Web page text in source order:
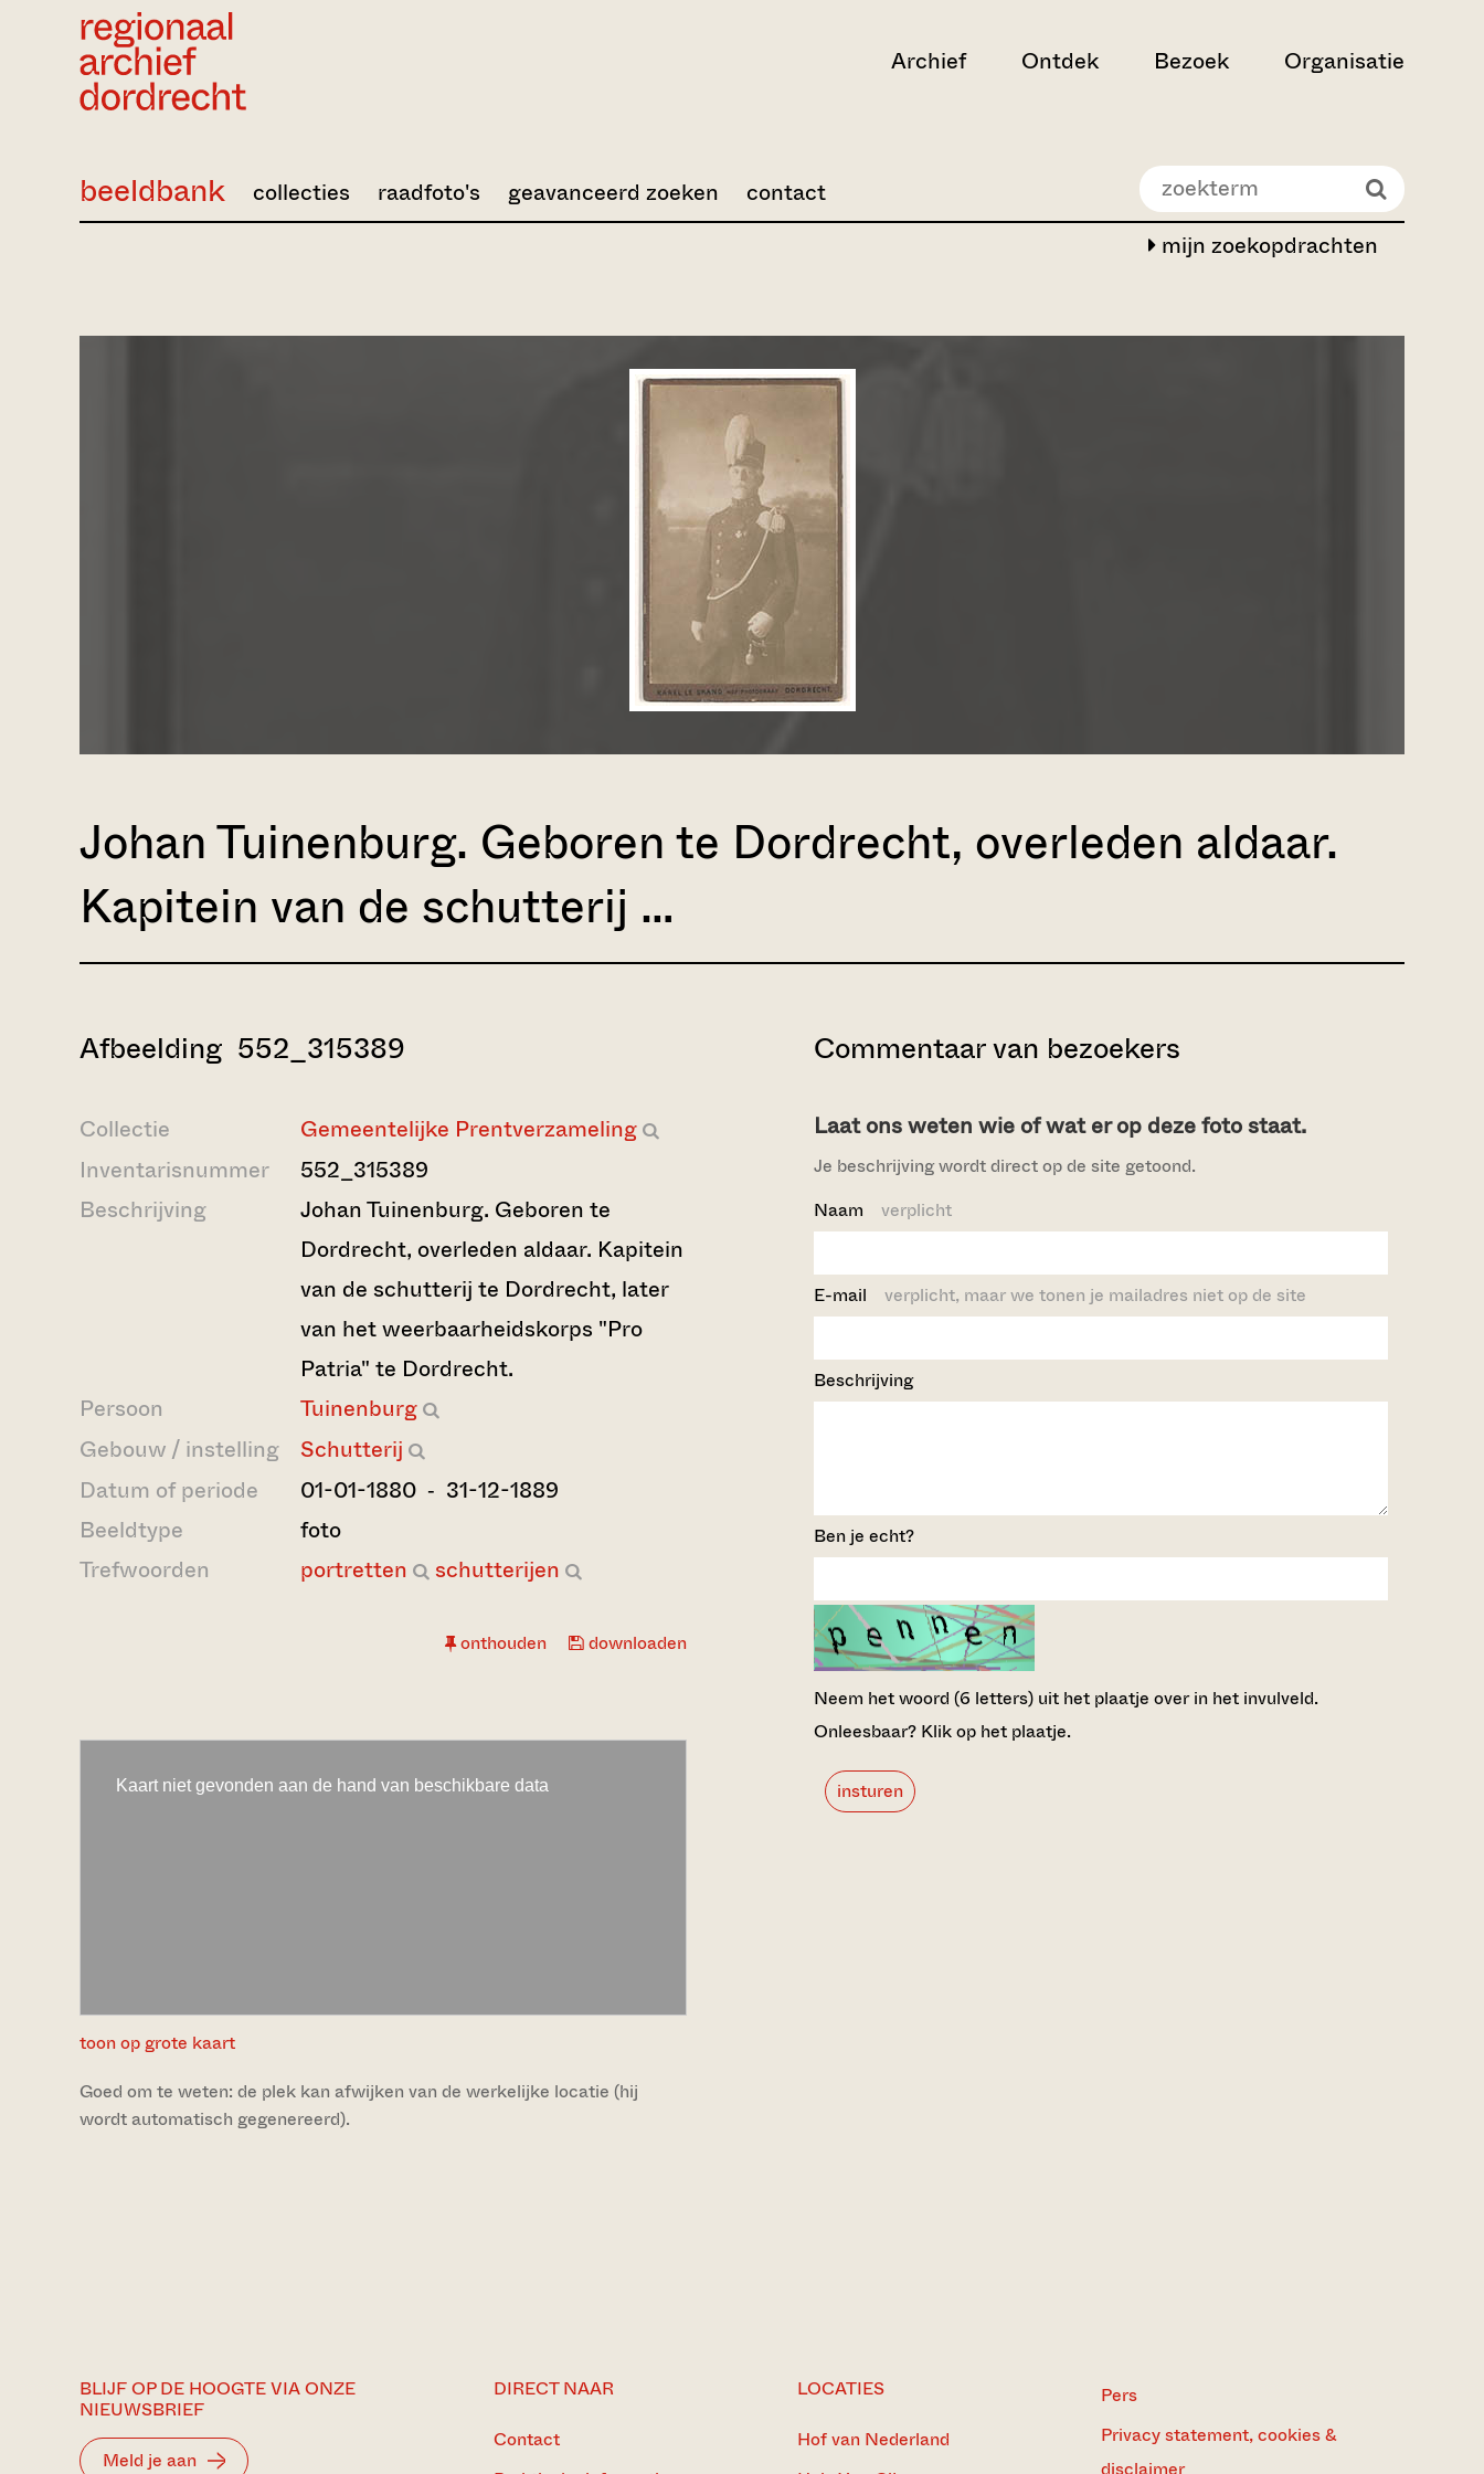
Archief Ontdek Bezoek Organisatie
mijn zoekopdrachten
beeldbank collecties raadfoto's geavanceerd zoeken contact
Johan Tuinenburg. Geboren te Dordrecht, overleden aldaar.
Kapitein van de schutterij …
Afbeelding 552_315389
Collectie
Gemeentelijke Prentverzameling
Inventarisnummer
552_315389
Beschrijving
Johan Tuinenburg. Geboren te
Dordrecht, overleden aldaar. Kapitein
van de schutterij te Dordrecht, later
van het weerbaarheidskorps "Pro
Patria" te Dordrecht.
Persoon
Tuinenburg
Gebouw / instelling
Schutterij
Datum of periode
01-01-1880 ‐ 31-12-1889
Beeldtype
foto
Trefwoorden
portretten schutterijen
onthouden downloaden
toon op grote kaart
Goed om te weten: de plek kan afwijken van de werkelijke locatie (hij
wordt automatisch gegenereerd).
Commentaar van bezoekers
Laat ons weten wie of wat er op deze foto staat.
Je beschrijving wordt direct op de site getoond.
Naam verplicht
E-mail verplicht, maar we tonen je mailadres niet op de site
Beschrijving
Ben je echt?
Neem het woord (6 letters) uit het plaatje over in het invulveld.
Onleesbaar? Klik op het plaatje.
insturen
BLIJF OP DE HOOGTE VIA ONZE
NIEUWSBRIEF
Meld je aan
DIRECT NAAR
Contact
LOCATIES
Hof van Nederland
Pers
Privacy statement, cookies &